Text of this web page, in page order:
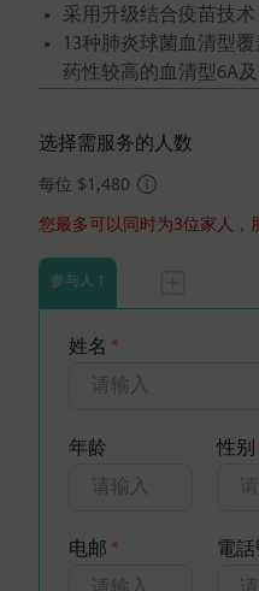
采用升级结合疫苗技
13种肺炎球菌血清型
药性较高的血清型6A及
选择需服务的人数
每位 $1,480
您最多可以同时为3位家人，
参与人 1
姓名 *
年龄 性别
电邮 * 電話